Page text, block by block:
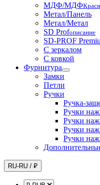
МДФ/МДФ
Метал/Панель
Метал/Метал
SD Profописание
SD-PROF
С зеркалом
С ковкой
Фурнитура
Замки
Петли
Ручки
Ручка-
Ручки
Ручки
Ручки
Ручки
RU-RU / ₽